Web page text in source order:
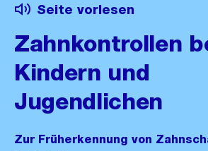
Seite vorlesen
Zahnkontrollen
Kindern und
Jugendlichen
Zur Früherkennung von